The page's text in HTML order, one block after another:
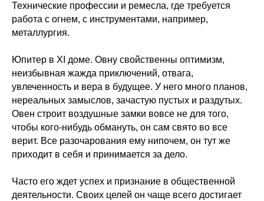
Технические профессии и ремесла, где требуется
работа с огнем, с инструментами, например,
металлургия.
Юпитер в XI доме. Овну свойственны оптимизм,
неизбывная жажда приключений, отвага,
увлеченность и вера в будущее. У него много планов,
нереальных замыслов, зачастую пустых и раздутых.
Овен строит воздушные замки вовсе не для того,
чтобы кого-нибудь обмануть, он сам свято во все
верит. Все разочарования ему нипочем, он тут же
приходит в себя и принимается за дело.
Часто его ждет успех и признание в общественной
деятельности. Своих целей он чаще всего достигает